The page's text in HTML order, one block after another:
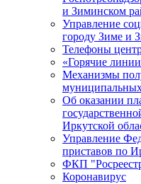
и Зиминском
Управление
городу Зиме и
Телефоны
«Горячие
Механизмы
Об оказании
Иркутской
Управление
приставов по
ФКП
Коронавирус